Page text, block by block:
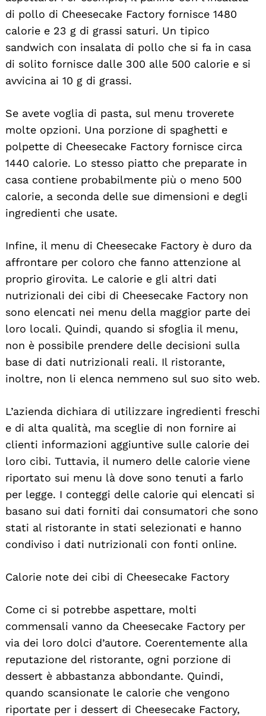
di pollo di Cheesecake Factory fornisce 1480
calorie e 23 g di grassi saturi. Un tipico
sandwich con insalata di pollo che si fa in casa
di solito fornisce dalle 300 alle 500 calorie e si
avvicina ai 10 g di grassi.
Se avete voglia di pasta, sul menu troverete
molte opzioni. Una porzione di spaghetti e
polpette di Cheesecake Factory fornisce circa
1440 calorie. Lo stesso piatto che preparate in
casa contiene probabilmente più o meno 500
calorie, a seconda delle sue dimensioni e degli
ingredienti che usate.
Infine, il menu di Cheesecake Factory è duro da
affrontare per coloro che fanno attenzione al
proprio girovita. Le calorie e gli altri dati
nutrizionali dei cibi di Cheesecake Factory non
sono elencati nei menu della maggior parte dei
loro locali. Quindi, quando si sfoglia il menu,
non è possibile prendere delle decisioni sulla
base di dati nutrizionali reali. Il ristorante,
inoltre, non li elenca nemmeno sul suo sito web.
L’azienda dichiara di utilizzare ingredienti freschi
e di alta qualità, ma sceglie di non fornire ai
clienti informazioni aggiuntive sulle calorie dei
loro cibi. Tuttavia, il numero delle calorie viene
riportato sui menu là dove sono tenuti a farlo
per legge. I conteggi delle calorie qui elencati si
basano sui dati forniti dai consumatori che sono
stati al ristorante in stati selezionati e hanno
condiviso i dati nutrizionali con fonti online.
Calorie note dei cibi di Cheesecake Factory
Come ci si potrebbe aspettare, molti
commensali vanno da Cheesecake Factory per
via dei loro dolci d’autore. Coerentemente alla
reputazione del ristorante, ogni porzione di
dessert è abbastanza abbondante. Quindi,
quando scansionate le calorie che vengono
riportate per i dessert di Cheesecake Factory,